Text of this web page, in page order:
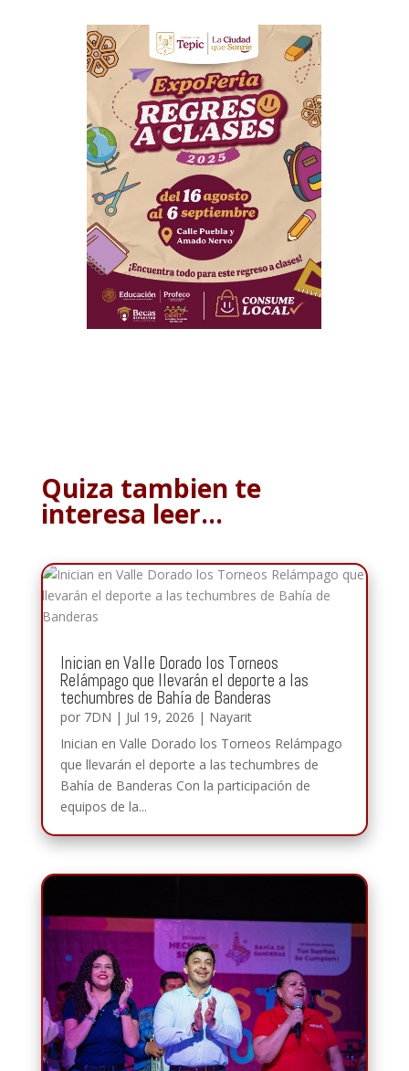
Quiza tambien te
interesa leer…
Inician en Valle Dorado los Torneos
Relámpago que llevarán el deporte a las
techumbres de Bahía de Banderas
por 7DN | Jul 19, 2026 | Nayarit
Inician en Valle Dorado los Torneos Relámpago
que llevarán el deporte a las techumbres de
Bahía de Banderas Con la participación de
equipos de la...